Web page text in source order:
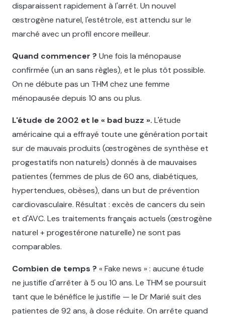
disparaissent rapidement à l'arrêt. Un nouvel
œstrogène naturel, l'estétrole, est attendu sur le
marché avec un profil encore meilleur.
Quand commencer ? Une fois la ménopause
confirmée (un an sans règles), et le plus tôt possible.
On ne débute pas un THM chez une femme
ménopausée depuis 10 ans ou plus.
L'étude de 2002 et le « bad buzz ». L'étude
américaine qui a effrayé toute une génération portait
sur de mauvais produits (œstrogènes de synthèse et
progestatifs non naturels) donnés à de mauvaises
patientes (femmes de plus de 60 ans, diabétiques,
hypertendues, obèses), dans un but de prévention
cardiovasculaire. Résultat : excès de cancers du sein
et d'AVC. Les traitements français actuels (œstrogène
naturel + progestérone naturelle) ne sont pas
comparables.
Combien de temps ? « Fake news » : aucune étude
ne justifie d'arrêter à 5 ou 10 ans. Le THM se poursuit
tant que le bénéfice le justifie — le Dr Marié suit des
patientes de 92 ans, à dose réduite. On arrête quand